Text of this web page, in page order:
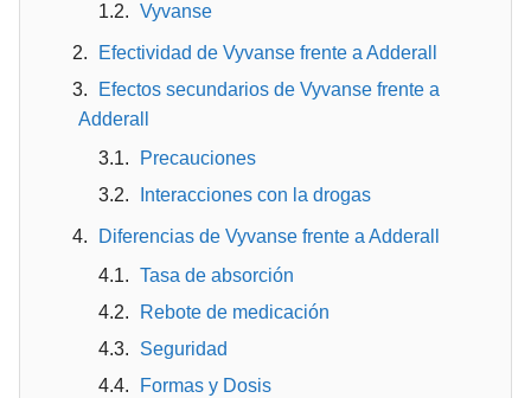
Vyvanse
Efectividad de Vyvanse frente a Adderall
Efectos secundarios de Vyvanse frente a
Adderall
Precauciones
Interacciones con la drogas
Diferencias de Vyvanse frente a Adderall
Tasa de absorción
Rebote de medicación
Seguridad
Formas y Dosis